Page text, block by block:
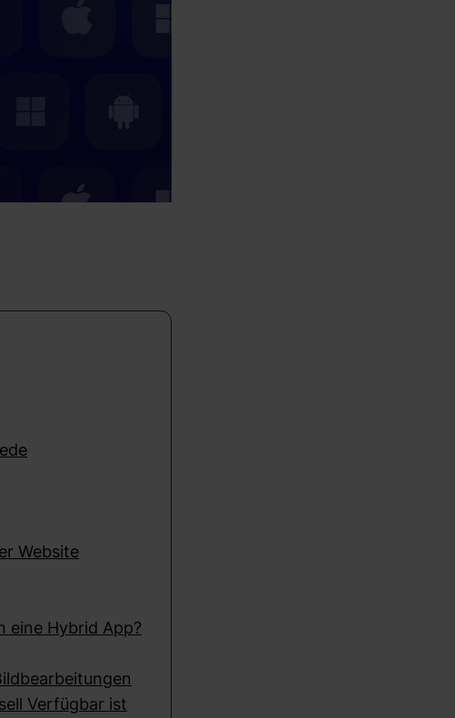
Website
eine Hybrid App?
Verfügbar ist